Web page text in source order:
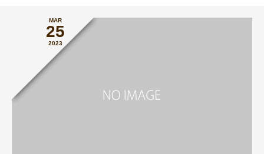
MAR
25
2023